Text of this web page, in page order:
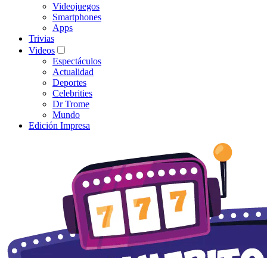
Videojuegos
Smartphones
Apps
Trivias
Videos
Espectáculos
Actualidad
Deportes
Celebrities
Dr Trome
Mundo
Edición Impresa